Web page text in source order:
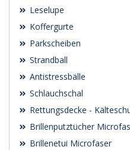
Leselupe
Koffergurte
Parkscheiben
Strandball
Antistressbälle
Schlauchschal
Rettungsdecke -
Brillenputztücher
Brillenetui Microfaser